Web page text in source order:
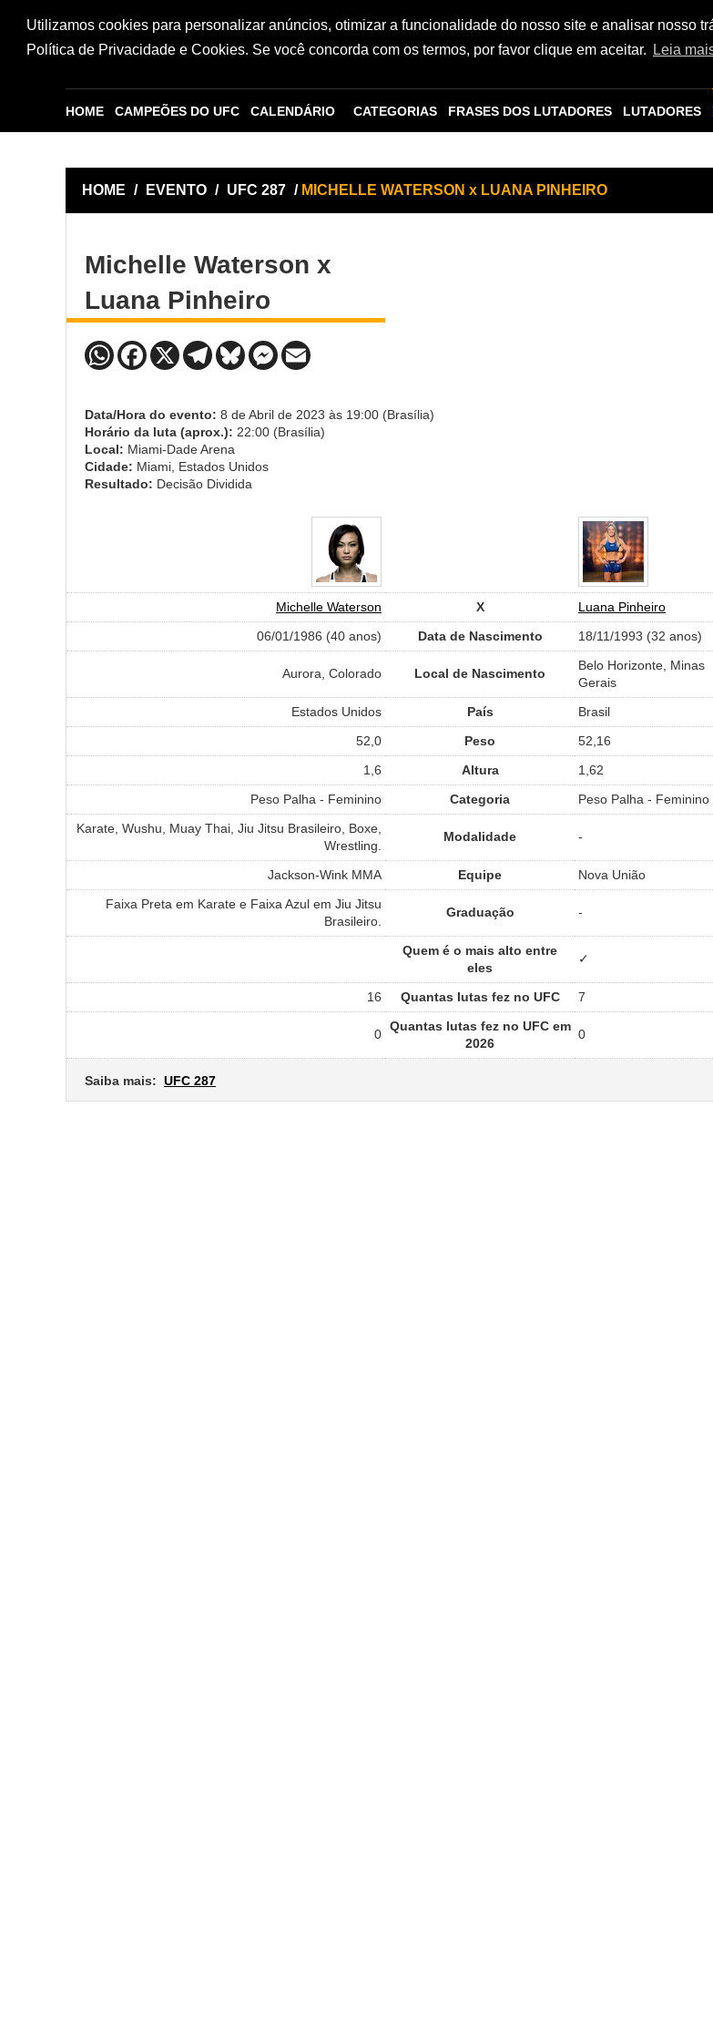
Utilizamos cookies para personalizar anúncios, otimizar a funcionalidade do nosso site e analisar nosso
Política de Privacidade e Cookies. Se você concorda com os termos, por favor clique em aceitar.
Leia
HOME CAMPEÕES DO UFC CALENDÁRIO CATEGORIAS FRASES DOS LUTADORES LUTADORES
HOME / EVENTO / UFC 287 / MICHELLE WATERSON x LUANA PINHEIRO
Michelle Waterson x
Luana Pinheiro
Data/Hora do evento: 8 de Abril de 2023 às 19:00 (Brasília)
Horário da luta (aprox.): 22:00 (Brasília)
Local: Miami-Dade Arena
Cidade: Miami, Estados Unidos
Resultado: Decisão Dividida
Michelle Waterson X
Luana Pinheiro
06/01/1986 (40 anos)
Data de Nascimento 18/11/1993 (32 anos)
Aurora, Colorado Local de Nascimento
Belo Horizonte, Minas
Gerais
Estados Unidos
País
Brasil
52,0
Peso
52,16
1,6
Altura
1,62
Peso Palha - Feminino
Categoria
Peso Palha - Feminino
Karate, Wushu, Muay Thai, Jiu Jitsu Brasileiro, Boxe,
Wrestling.
Modalidade -
Jackson-Wink MMA Equipe
Nova União
Faixa Preta em Karate e Faixa Azul em Jiu Jitsu
Brasileiro.
Graduação -
Quem é o mais alto entre
eles
✓
16 Quantas lutas fez no UFC 7
0
Quantas lutas fez no UFC em
2026
0
Saiba mais: UFC 287